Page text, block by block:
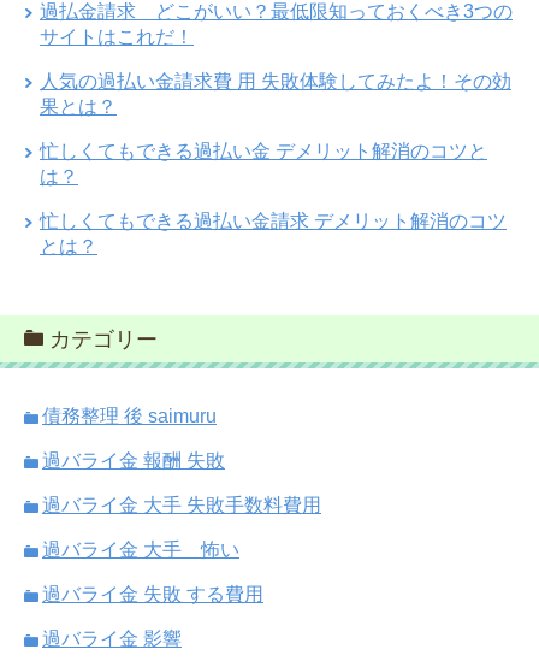
過払金請求 どこがいい？最低限知っておくべき3つの
サイトはこれだ！
人気の過払い金請求費 用 失敗体験してみたよ！その効
果とは？
忙しくてもできる過払い金 デメリット解消のコツと
は？
忙しくてもできる過払い金請求 デメリット解消のコツ
とは？
カテゴリー
債務整理 後 saimuru
過バライ金 報酬 失敗
過バライ金 大手 失敗手数料費用
過バライ金 大手 怖い
過バライ金 失敗 する費用
過バライ金 影響